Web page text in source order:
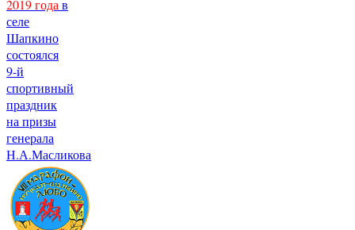
2019 года в
селе
Шапкино
состоялся
9-й
спортивный
праздник
на призы
генерала
Н.А.Масликова